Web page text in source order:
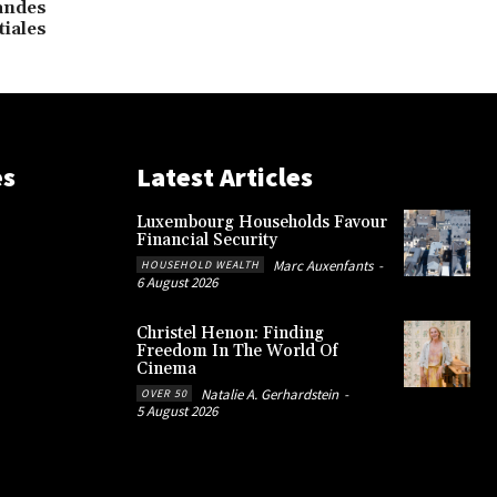
Latest Articles
Luxembourg Households Favour
Financial Security
HOUSEHOLD WEALTH Marc Auxenfants -
6 August 2026
Christel Henon: Finding
Freedom In The World Of
Cinema
OVER 50 Natalie A. Gerhardstein -
5 August 2026